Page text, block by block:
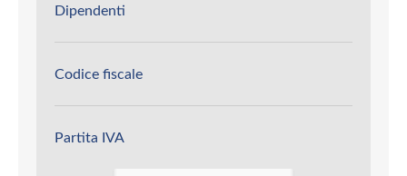
Dipendenti
Codice fiscale
Partita IVA